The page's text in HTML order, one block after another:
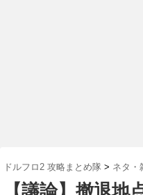
ドルフロ2 攻略まとめ隊 > ネタ・
【議論】撤退